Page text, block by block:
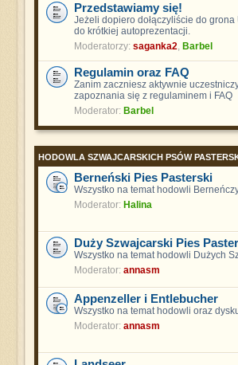
Przedstawiamy się!
Jeżeli dopiero dołączyliście do
do krótkiej autoprezentacji.
Moderatorzy: saganka2 Barbel
Regulamin oraz FAQ
Zanim zaczniesz aktywnie
zapoznania się z regulaminem i FAQ
Moderator: Barbel
HODOWLA SZWAJCARSKICH PSÓW
Berneński Pies Pasterski
Wszystko na temat hodowli
Moderator: Halina
Duży Szwajcarski Pies
Wszystko na temat hodowli Dużych
Moderator: annasm
Appenzeller i Entlebucher
Wszystko na temat hodowli oraz
Moderator: annasm